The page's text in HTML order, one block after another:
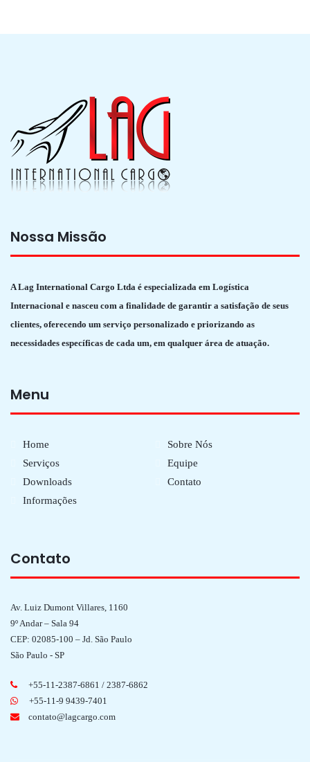
Nossa Missão
A Lag International Cargo Ltda é especializada em Logística
Internacional e nasceu com a finalidade de garantir a satisfação de seus
clientes, oferecendo um serviço personalizado e priorizando as
necessidades específicas de cada um, em qualquer área de atuação.
Menu
Home
Sobre Nós
Serviços
Equipe
Downloads
Contato
Informações
Contato
Av. Luiz Dumont Villares, 1160
9º Andar – Sala 94
CEP: 02085-100 – Jd. São Paulo
São Paulo - SP
+55-11-2387-6861 / 2387-6862
+55-11-9 9439-7401
contato@lagcargo.com